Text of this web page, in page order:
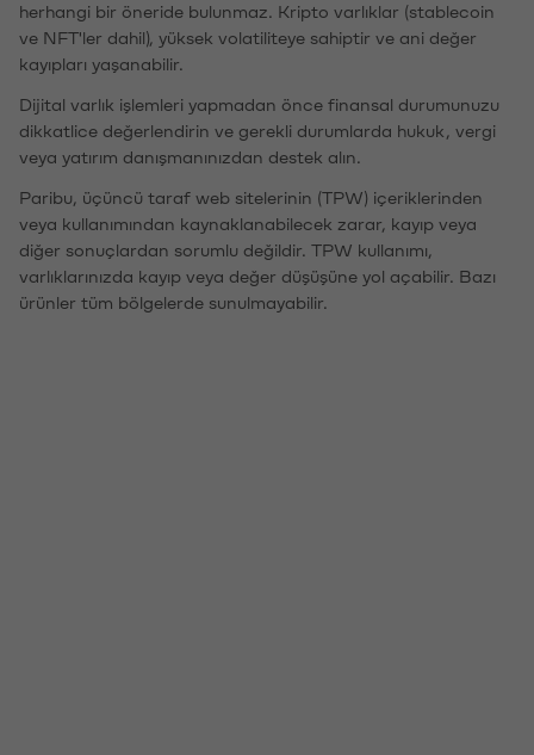
herhangi bir öneride bulunmaz. Kripto varlıklar (stablecoin
ve NFT'ler dahil), yüksek volatiliteye sahiptir ve ani değer
kayıpları yaşanabilir.
Dijital varlık işlemleri yapmadan önce finansal durumunuzu
dikkatlice değerlendirin ve gerekli durumlarda hukuk, vergi
veya yatırım danışmanınızdan destek alın.
Paribu, üçüncü taraf web sitelerinin (TPW) içeriklerinden
veya kullanımından kaynaklanabilecek zarar, kayıp veya
diğer sonuçlardan sorumlu değildir. TPW kullanımı,
varlıklarınızda kayıp veya değer düşüşüne yol açabilir. Bazı
ürünler tüm bölgelerde sunulmayabilir.